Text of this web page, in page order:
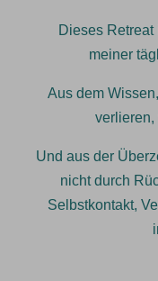
Dieses Retreat
meiner
Aus dem
verlieren,
Und aus der
nicht durch
Selbstkontakt,